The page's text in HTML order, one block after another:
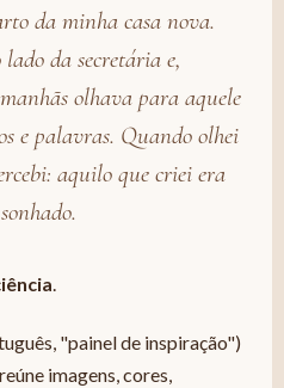
da minha casa nova.
da secretária e,
olhava para aquele
e palavras. Quando olhei
aquilo que criei era
.
"painel de inspiração")
imagens, cores,